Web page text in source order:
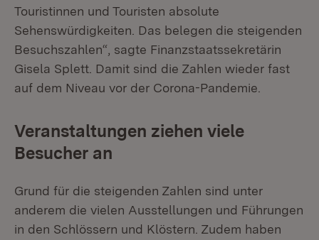
Touristinnen und Touristen absolute
Sehenswürdigkeiten. Das belegen die steigenden
Besuchszahlen“, sagte Finanzstaatssekretärin
Gisela Splett. Damit sind die Zahlen wieder fast
auf dem Niveau vor der Corona-Pandemie.
Veranstaltungen ziehen viele
Besucher an
Grund für die steigenden Zahlen sind unter
anderem die vielen Ausstellungen und Führungen
in den Schlössern und Klöstern. Zudem haben